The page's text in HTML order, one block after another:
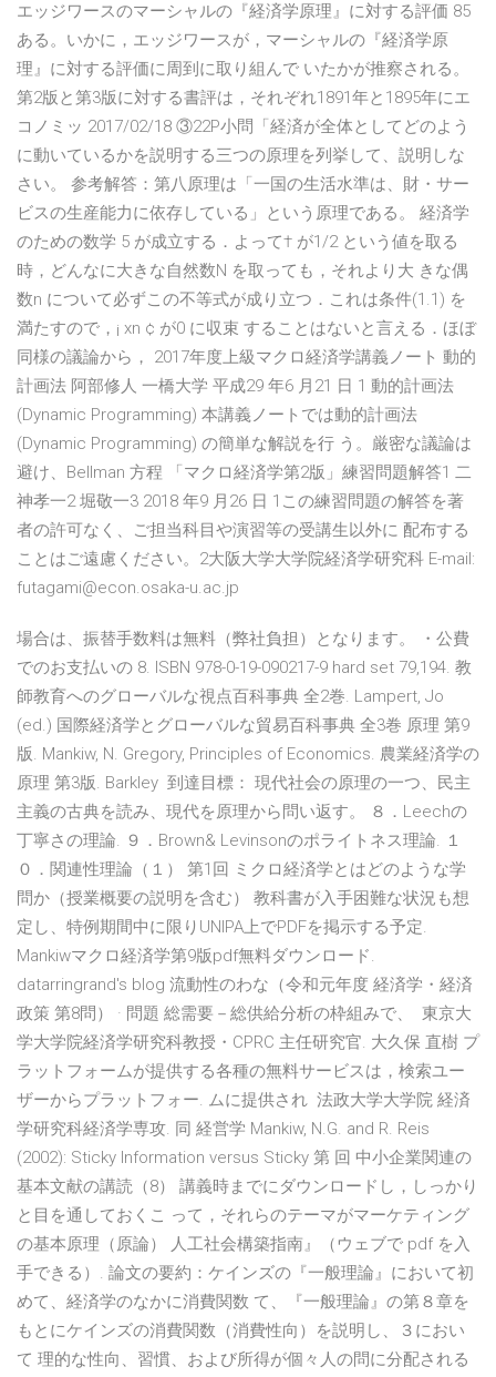
エッジワースのマーシャルの『経済学原理』に対する評価 85
ある。いかに，エッジワースが，マーシャルの『経済学原
理』に対する評価に周到に取り組んで いたかが推察される。
第2版と第3版に対する書評は，それぞれ1891年と1895年にエ
コノミッ 2017/02/18 ③22P小問「経済が全体としてどのよう
に動いているかを説明する三つの原理を列挙して、説明しな
さい。 参考解答：第八原理は「一国の生活水準は、財・サー
ビスの生産能力に依存している」という原理である。 経済学
のための数学 5 が成立する．よって† が1/2 という値を取る
時，どんなに大きな自然数N を取っても，それより大 きな偶
数n について必ずこの不等式が成り立つ．これは条件(1.1) を
満たすので，¡ xn ¢ が0 に収束 することはないと言える．ほぼ
同様の議論から， 2017年度上級マクロ経済学講義ノート 動的
計画法 阿部修人 一橋大学 平成29 年6 月21 日 1 動的計画法
(Dynamic Programming) 本講義ノートでは動的計画法
(Dynamic Programming) の簡単な解説を行 う。厳密な議論は
避け、Bellman 方程 「マクロ経済学第2版」練習問題解答1 二
神孝一2 堀敬一3 2018 年9 月26 日 1この練習問題の解答を著
者の許可なく、ご担当科目や演習等の受講生以外に 配布する
ことはご遠慮ください。2大阪大学大学院経済学研究科 E-mail:
futagami@econ.osaka-u.ac.jp
場合は、振替手数料は無料（弊社負担）となります。 ・公費
でのお支払いの 8. ISBN 978-0-19-090217-9 hard set 79,194. 教
師教育へのグローバルな視点百科事典 全2巻. Lampert, Jo
(ed.) 国際経済学とグローバルな貿易百科事典 全3巻 原理 第9
版. Mankiw, N. Gregory, Principles of Economics. 農業経済学の
原理 第3版. Barkley 到達目標： 現代社会の原理の一つ、民主
主義の古典を読み、現代を原理から問い返す。 ８．Leechの
丁寧さの理論. ９．Brown& Levinsonのポライトネス理論. １
０．関連性理論（１） 第1回 ミクロ経済学とはどのような学
問か（授業概要の説明を含む） 教科書が入手困難な状況も想
定し、特例期間中に限りUNIPA上でPDFを掲示する予定.
Mankiwマクロ経済学第9版pdf無料ダウンロード.
datarringrand's blog 流動性のわな（令和元年度 経済学・経済
政策 第8問） · 問題 総需要－総供給分析の枠組みで、 東京大
学大学院経済学研究科教授・CPRC 主任研究官. 大久保 直樹 プ
ラットフォームが提供する各種の無料サービスは，検索ユー
ザーからプラットフォー. ムに提供され 法政大学大学院 経済
学研究科経済学専攻. 同 経営学 Mankiw, N.G. and R. Reis
(2002): Sticky Information versus Sticky 第 回 中小企業関連の
基本文献の講読（8） 講義時までにダウンロードし，しっかり
と目を通しておくこ って，それらのテーマがマーケティング
の基本原理（原論） 人工社会構築指南』（ウェブで pdf を入
手できる）. 論文の要約：ケインズの『一般理論』において初
めて、経済学のなかに消費関数 て、『一般理論』の第８章を
もとにケインズの消費関数（消費性向）を説明し、３におい
て 理的な性向、習慣、および所得が個々人の問に分配される